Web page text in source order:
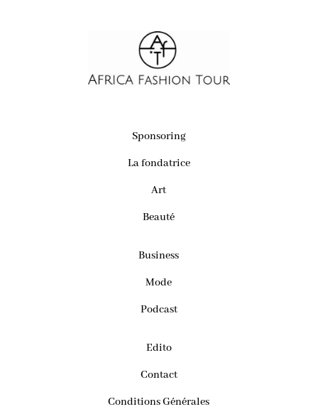
Sponsoring
La fondatrice
Art
Beauté
Business
Mode
Podcast
Edito
Contact
Conditions Générales